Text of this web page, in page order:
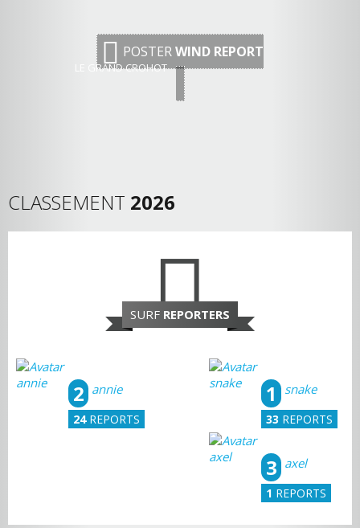
POSTERWIND REPORT
LE GRAND CROHOT
CLASSEMENT 2026
SURF REPORTERS
snake
1
33 REPORTS
annie
2
24REPORTS
axel
3
1 REPORTS